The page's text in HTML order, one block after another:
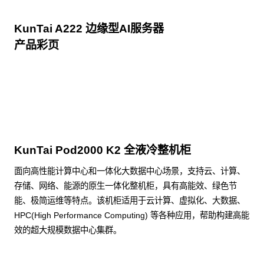
KunTai A222 边缘型AI服务器
产品彩页
KunTai Pod2000 K2 全液冷整机柜
面向高性能计算中心和一体化大数据中心场景，支持云、计算、
存储、网络、能源的原生一体化整机柜，具有高能效、绿色节
能、极简运维等特点。该机柜适用于云计算、虚拟化、大数据、
HPC(High Performance Computing) 等各种应用，帮助构建高能
效的超大规模数据中心集群。